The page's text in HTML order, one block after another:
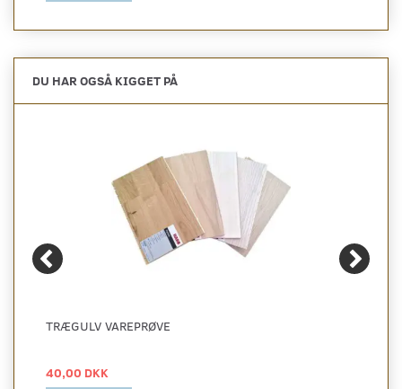
DU HAR OGSÅ KIGGET PÅ
TRÆGULV VAREPRØVE
40,00 DKK